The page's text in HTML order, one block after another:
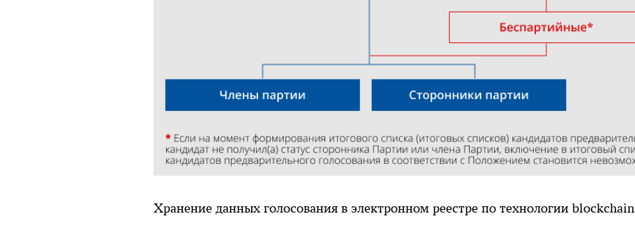
Хранение данных голосования в электронном реестре по технологии blockchain